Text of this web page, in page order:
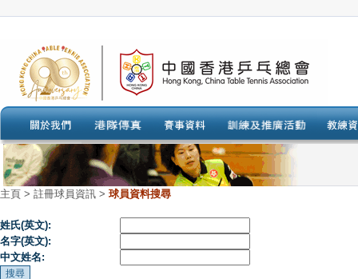
主頁 > 註冊球員資訊 > 球員資料搜尋
姓氏(英文):
名字(英文):
中文姓名: